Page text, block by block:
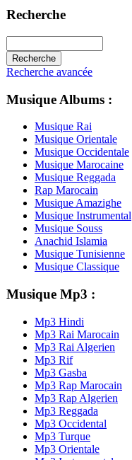
Recherche
Recherche avancée
Musique Albums :
Musique Rai
Musique Orientale
Musique Occidentale
Musique Marocaine
Musique Reggada
Rap Marocain
Musique Amazighe
Musique Instrumental
Musique Souss
Anachid Islamia
Musique Tunisienne
Musique Classique
Musique Mp3 :
Mp3 Hindi
Mp3 Rai Marocain
Mp3 Rai Algerien
Mp3 Rif
Mp3 Gasba
Mp3 Rap Marocain
Mp3 Rap Algerien
Mp3 Reggada
Mp3 Occidental
Mp3 Turque
Mp3 Orientale